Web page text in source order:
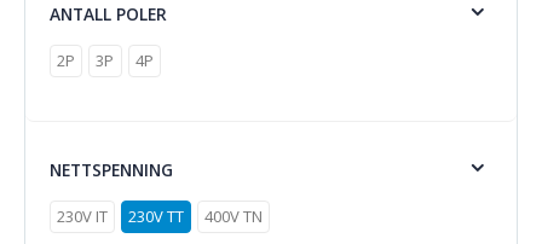
ANTALL POLER
2P 3P 4P
NETTSPENNING
230V IT 230V TT 400V TN